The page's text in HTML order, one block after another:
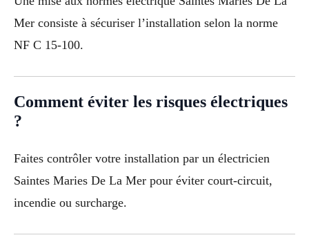
Mer consiste à sécuriser l’installation selon la norme
NF C 15-100.
Comment éviter les risques électriques
?
Faites contrôler votre installation par un électricien
Saintes Maries De La Mer pour éviter court-circuit,
incendie ou surcharge.